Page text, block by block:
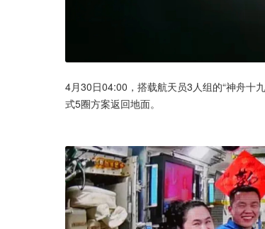
4月30日04:00，搭载航天员3人组的“神舟十
式5圈方案返回地面。